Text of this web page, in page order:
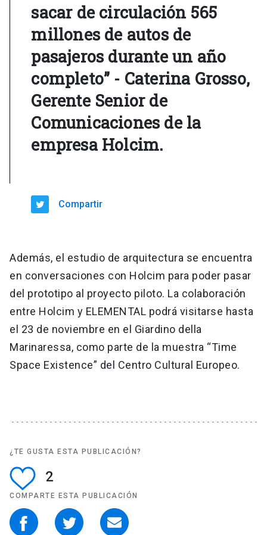
sacar de circulación 565
millones de autos de
pasajeros durante un año
completo” - Caterina Grosso,
Gerente Senior de
Comunicaciones de la
empresa Holcim.
Compartir
Además, el estudio de arquitectura se encuentra
en conversaciones con Holcim para poder pasar
del prototipo al proyecto piloto. La colaboración
entre Holcim y ELEMENTAL podrá visitarse hasta
el 23 de noviembre en el Giardino della
Marinaressa, como parte de la muestra “Time
Space Existence” del Centro Cultural Europeo.
¿TE GUSTA ESTA PUBLICACIÓN?
2
COMPARTE ESTA PUBLICACIÓN